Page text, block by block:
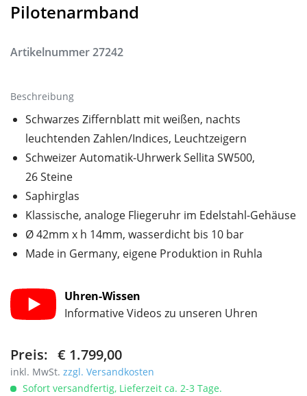
Pilotenarmband
Artikelnummer27242
Beschreibung
Schwarzes Ziffernblatt mit weißen, nachts
leuchtenden Zahlen/Indices, Leuchtzeigern
Schweizer Automatik-Uhrwerk Sellita SW500,
26 Steine
Saphirglas
Klassische, analoge Fliegeruhr im Edelstahl-Gehäuse
Ø 42mm x h 14mm, wasserdicht bis 10 bar
Made in Germany, eigene Produktion in Ruhla
Uhren-Wissen
Informative Videos zu unseren Uhren
Preis: € 1.799,00
inkl. MwSt. zzgl. Versandkosten
Sofort versandfertig, Lieferzeit ca. 2-3 Tage.